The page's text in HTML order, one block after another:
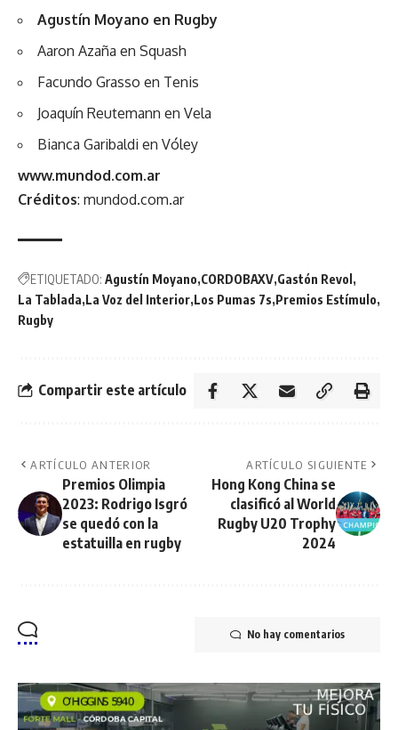
Agustín Moyano en Rugby
Aaron Azaña en Squash
Facundo Grasso en Tenis
Joaquín Reutemann en Vela
Bianca Garibaldi en Vóley
www.mundod.com.ar
Créditos: mundod.com.ar
ETIQUETADO: Agustín Moyano CORDOBAXV Gastón Revol
La Tablada La Voz del Interior Los Pumas 7s Premios Estímulo
Rugby
Compartir este artículo
ARTÍCULO ANTERIOR
Premios Olimpia
2023: Rodrigo Isgró
se quedó con la
estatuilla en rugby
ARTÍCULO SIGUIENTE
Hong Kong China se
clasificó al World
Rugby U20 Trophy
2024
No hay comentarios